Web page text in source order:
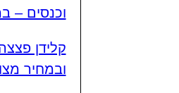
וכנסים –
קלידן
ובמחיר